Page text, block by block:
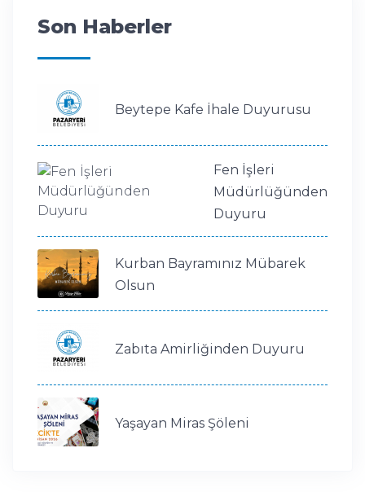
Son Haberler
Beytepe Kafe İhale Duyurusu
Fen İşleri
Müdürlüğünden
Duyuru
Kurban Bayramınız Mübarek
Olsun
Zabıta Amirliğinden Duyuru
Yaşayan Miras Şöleni